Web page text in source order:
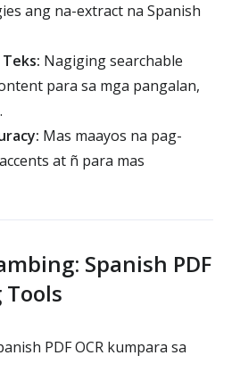
ang na-extract na Spanish
Nagiging searchable
para sa mga pangalan,
Mas maayos na pag-
at ñ para mas
Spanish PDF
Tools
PDF OCR kumpara sa